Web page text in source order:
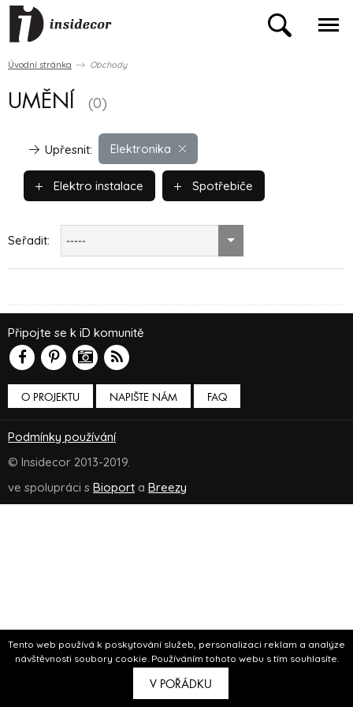
Tento web používá k poskytování služeb, personalizaci reklam a analýze
návštěvnosti soubory cookie. Používáním tohoto webu s tím souhlasíte.
V POŘÁDKU
Úvodní stránka Obchody
UMĚNÍ (0)
Elektronika
Upřesnit:
Elektro instalace Spotřebiče
Seřadit: -----
O PROJEKTU NAPIŠTE NÁM
Připojte se k iD komunitě
FAQ
Podmínky používání
© Insidecor 2013-2019.
ve spolupráci s Bioport a Breezy